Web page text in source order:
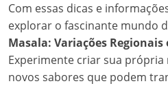
Com essas dicas e
explorar o fascinante mundo
Masala: Variações
Experimente criar sua
novos sabores que podem